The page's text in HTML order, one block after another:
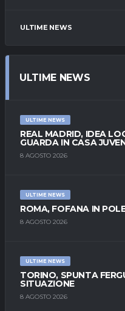
ULTIME NEWS
ULTIME NEWS
ULTIME NEWS
REAL MADRID, IDEA
GUARDA IN CASA
8 AGOSTO 2026
ULTIME NEWS
ROMA, FOFANA IN
8 AGOSTO 2026
ULTIME NEWS
TORINO, SPUNTA
SITUAZIONE
8 AGOSTO 2026